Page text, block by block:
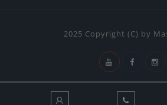
2025 Copyright (C) by